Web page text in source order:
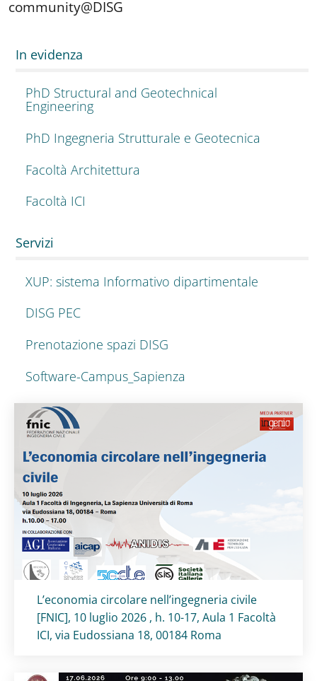
community@DISG
In evidenza
PhD Structural and Geotechnical
Engineering
PhD Ingegneria Strutturale e Geotecnica
Facoltà Architettura
Facoltà ICI
Servizi
XUP: sistema Informativo dipartimentale
DISG PEC
Prenotazione spazi DISG
Software-Campus_Sapienza
Titolo card:
L’economia circolare nell’ingegneria civile
[FNIC], 10 luglio 2026 , h. 10-17, Aula 1 Facoltà
ICI, via Eudossiana 18, 00184 Roma